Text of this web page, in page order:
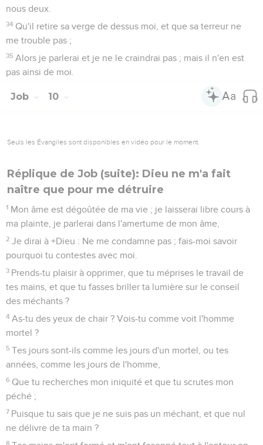
nous deux.
34 Qu'il retire sa verge de dessus moi, et que sa terreur ne
me trouble pas ;
35 Alors je parlerai et je ne le craindrai pas ; mais il n'en est
pas ainsi de moi.
Job 10
Seuls les Évangiles sont disponibles en vidéo pour le moment.
Réplique de Job (suite): Dieu ne m'a fait
naître que pour me détruire
1 Mon âme est dégoûtée de ma vie ; je laisserai libre cours à
ma plainte, je parlerai dans l'amertume de mon âme,
2 Je dirai à +Dieu : Ne me condamne pas ; fais-moi savoir
pourquoi tu contestes avec moi.
3 Prends-tu plaisir à opprimer, que tu méprises le travail de
tes mains, et que tu fasses briller ta lumière sur le conseil
des méchants ?
4 As-tu des yeux de chair ? Vois-tu comme voit l'homme
mortel ?
5 Tes jours sont-ils comme les jours d'un mortel, ou tes
années, comme les jours de l'homme,
6 Que tu recherches mon iniquité et que tu scrutes mon
péché ;
7 Puisque tu sais que je ne suis pas un méchant, et que nul
ne délivre de ta main ?
8